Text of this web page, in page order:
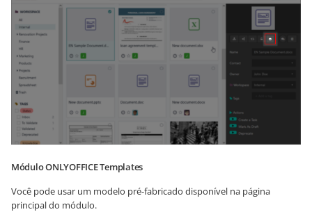
Módulo ONLYOFFICE Templates
Você pode usar um modelo pré-fabricado disponível na página
principal do módulo.